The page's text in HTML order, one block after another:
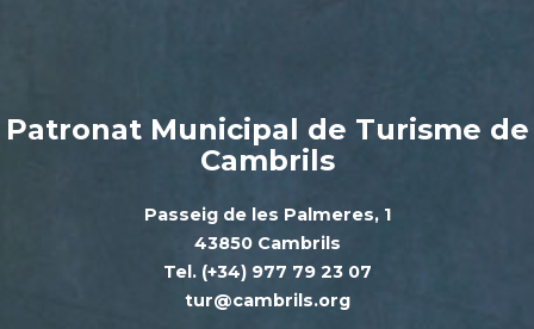
Patronat Municipal de Turisme de
Cambrils
Passeig de les Palmeres, 1
43850 Cambrils
Tel. (+34) 977 79 23 07
tur@cambrils.org